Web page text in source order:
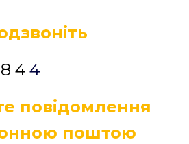
4 4
повідомлення
поштою